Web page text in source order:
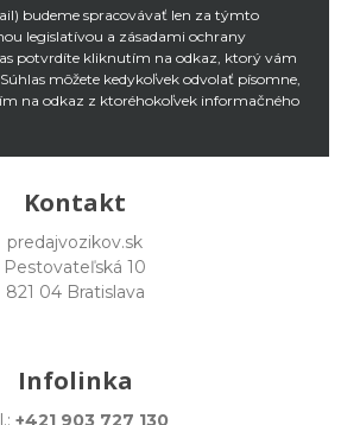
budeme spracovávať len za týmto
legislatívou a zásadami ochrany
potvrdíte kliknutím na odkaz, ktorý vám
môžete kedykoľvek odvolať písomne,
na odkaz z ktoréhokoľvek informačného
Kontakt
predajvozikov.sk
Pestovateľská 10
821 04 Bratislava
Infolinka
+421 903 727 130